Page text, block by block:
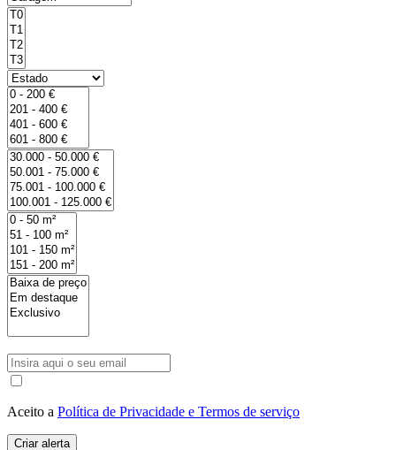
Aceito a Política de Privacidade e Termos de serviço